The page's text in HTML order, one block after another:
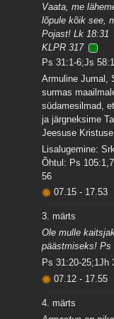
Vaata, me
lõpule kõik see,
Pojast! Lk 18:31
KLPR 317
Ps 31:1-6;Js
Armuline Jumal,
surmas
südamesilmad,
ja järgneksime
Jeesuse
Lisalugemine:
Õhtul: Ps
56
07.15- 17.53
3. märts
Ole mulle
päästmiseks! Ps
Ps 31:20-25;1Jh
07.12- 17.55
4. märts